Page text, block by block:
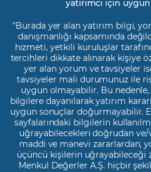
yatırımcı için
"Burada yer alan yatırım bilgi,
danışmanlığı kapsamında
hizmeti, yetkili kuruluşlar
tercihleri dikkate alınarak kişiye
yer alan yorum ve tavsiyeler
tavsiyeler mali durumunuz ile
uygun olmayabilir. Bu
bilgilere dayanılarak yatırım
uygun sonuçlar doğurmayabilir.
sayfalarındaki bilgilerin
uğrayabilecekleri doğrudan ve/
maddi ve manevi zararlardan,
üçüncü kişilerin uğrayabileceği
Menkul Değerler A.Ş. hiçbir